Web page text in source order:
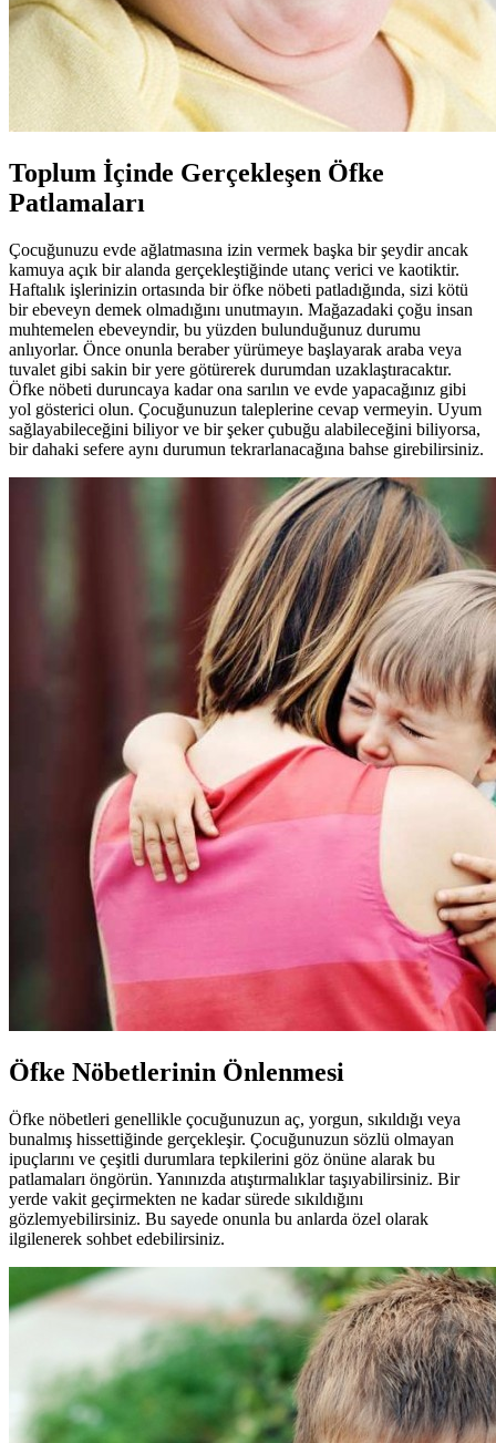
Toplum İçinde Gerçekleşen Öfke
Patlamaları
Çocuğunuzu evde ağlatmasına izin vermek başka bir şeydir ancak
kamuya açık bir alanda gerçekleştiğinde utanç verici ve kaotiktir.
Haftalık işlerinizin ortasında bir öfke nöbeti patladığında, sizi kötü
bir ebeveyn demek olmadığını unutmayın. Mağazadaki çoğu insan
muhtemelen ebeveyndir, bu yüzden bulunduğunuz durumu
anlıyorlar. Önce onunla beraber yürümeye başlayarak araba veya
tuvalet gibi sakin bir yere götürerek durumdan uzaklaştıracaktır.
Öfke nöbeti duruncaya kadar ona sarılın ve evde yapacağınız gibi
yol gösterici olun. Çocuğunuzun taleplerine cevap vermeyin. Uyum
sağlayabileceğini biliyor ve bir şeker çubuğu alabileceğini biliyorsa,
bir dahaki sefere aynı durumun tekrarlanacağına bahse girebilirsiniz.
Öfke Nöbetlerinin Önlenmesi
Öfke nöbetleri genellikle çocuğunuzun aç, yorgun, sıkıldığı veya
bunalmış hissettiğinde gerçekleşir. Çocuğunuzun sözlü olmayan
ipuçlarını ve çeşitli durumlara tepkilerini göz önüne alarak bu
patlamaları öngörün. Yanınızda atıştırmalıklar taşıyabilirsiniz. Bir
yerde vakit geçirmekten ne kadar sürede sıkıldığını
gözlemyebilirsiniz. Bu sayede onunla bu anlarda özel olarak
ilgilenerek sohbet edebilirsiniz.